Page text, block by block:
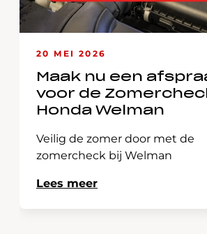
20 MEI 2026
Maak nu een
voor de
Honda Welman
Veilig de zomer door met de
zomercheck bij Welman
Lees meer